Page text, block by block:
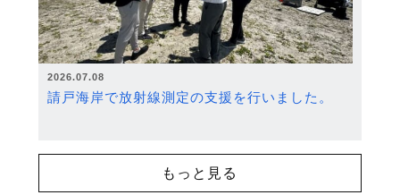
2026.07.08
請戸海岸で放射線測定の支援を行いました。
もっと見る